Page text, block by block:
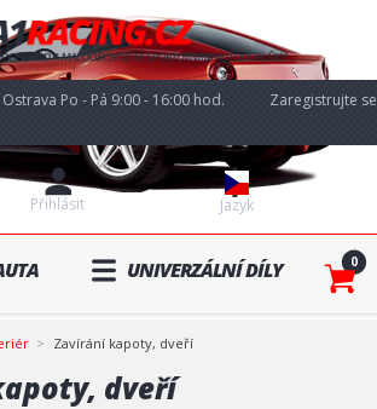
Po - Pá 9:00 - 16:00 hod.
Jazyk
Přihlásit
Zaregistrujte se
UNIVERZÁLNÍ DÍLY 0
Zavírání kapoty, dveří
dveří